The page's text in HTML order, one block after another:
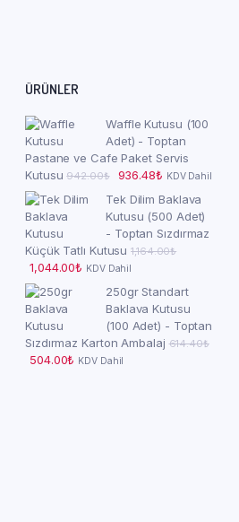
ÜRÜNLER
Waffle Kutusu (100
Adet) - Toptan
Pastane ve Cafe Paket Servis
Kutusu 942.00₺
Orijinal
942.00₺.
936.48₺Şu
fiyat:
936.48₺.
KDV Dahil
Tek Dilim Baklava
Kutusu (500 Adet)
- Toptan Sızdırmaz
Küçük Tatlı Kutusu 1,164.00₺
Orijinal
fiyat:
1,164.00₺.
1,044.00₺ Şu
fiyat:
1,044.00₺.
KDV Dahil
250gr Standart
Baklava Kutusu
(100 Adet) - Toptan
Sızdırmaz Karton Ambalaj 614.40₺
Orijinal
504.00₺ Şu
KDV Dahil